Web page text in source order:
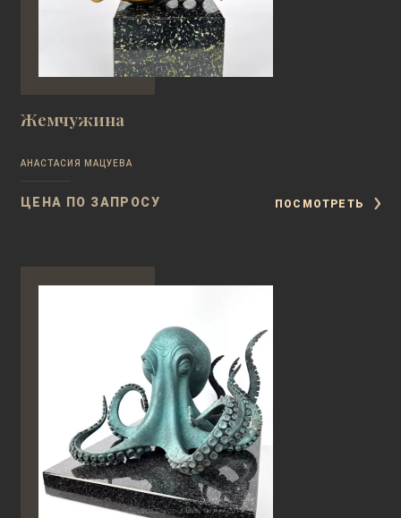
Жемчужина
АНАСТАСИЯ МАЦУЕВА
ЦЕНА ПО ЗАПРОСУ ПОСМОТРЕТЬ